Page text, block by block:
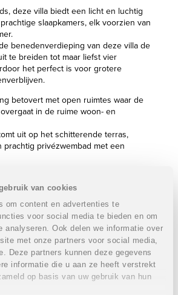
van cookies
om content en advertenties te
voor social media te bieden en om
analyseren. Ook delen we informatie over
met onze partners voor social media,
Deze partners kunnen deze gegevens
informatie die u aan ze heeft verstrekt
op basis van uw gebruik van hun
deze villa biedt een licht en luchtig
slaapkamers, elk voorzien van
benedenverdieping van deze villa de
te breiden tot maar liefst vier
het perfect is voor grotere
betovert met open ruimtes waar de
in de ruime woon- en
uit op het schitterende terras,
prachtig privézwembad met een
van het adembenemende zeezicht,
slaapkamers als de woon- en
is.
prachtig, maar ook comfortabel en
met behulp van
en een open haard zorgen
sfeer in elk seizoen. De
van materialen draagt bij aan de
uitstraling van het huis.